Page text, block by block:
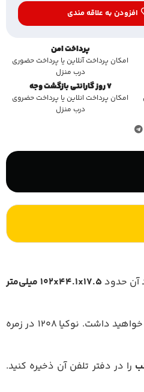
افزودن به علاقه مندی
پرداخت امن
امکان پرداخت آنلاین یا پرداخت حضوری
درب منزل
7 روز گارانتی بازگشت وجه
امکان پرداخت انلاین یا پرداخت حضروی
درب منزل
آن حدود ۱۰۲x۴۴.۱x۱۷.۵
میلی‌متر
صفحه کلید این گوشی نیز کاربری راحتی دارد و کلیدهای آن از چیدمان خوبی برخوردار می‌باشند. با استفاده از کلیدهای میانبر، به مشخصات گوشی به راحتی دسترسی خواهید داشت. نوکیا 1208 در زمره
را در دفتر تلفن آن ذخیره کنید.